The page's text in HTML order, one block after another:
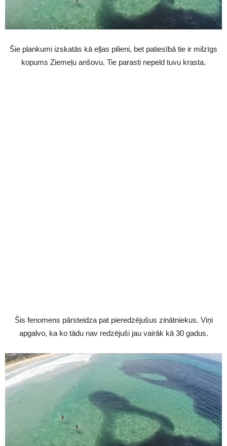
Šie plankumi izskatās kā eļļas pilieni, bet patiesībā tie ir milzīgs
kopums Ziemeļu anšovu. Tie parasti nepeld tuvu krasta.
Šis fenomens pārsteidza pat pieredzējušus zinātniekus. Viņi
apgalvo, ka ko tādu nav redzējuši jau vairāk kā 30 gadus.